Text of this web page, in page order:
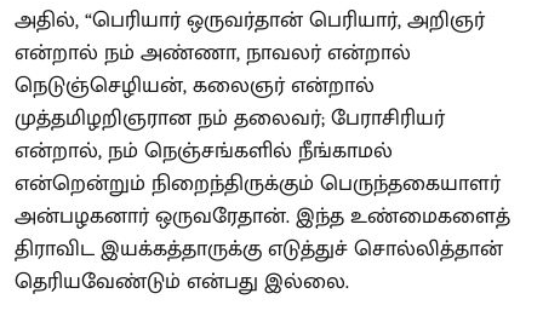
அதில், “பெரியார் ஒருவர்தான் பெரியார், அறிஞர்
என்றால் நம் அண்ணா, நாவலர் என்றால்
நெடுஞ்செழியன், கலைஞர் என்றால்
முத்தமிழறிஞரான நம் தலைவர்; பேராசிரியர்
என்றால், நம் நெஞ்சங்களில் நீங்காமல்
என்றென்றும் நிறைந்திருக்கும் பெருந்தகையாளர்
அன்பழகனார் ஒருவரேதான். இந்த உண்மைகளைத்
திராவிட இயக்கத்தாருக்கு எடுத்துச் சொல்லித்தான்
தெரியவேண்டும் என்பது இல்லை.